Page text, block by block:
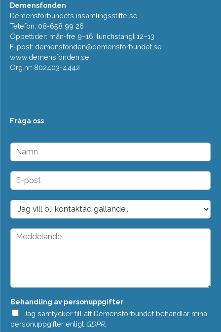
Demensfonden
Demensförbundets insamlingsstiftelse
Telefon: 08-658 99 26
Öppettider: mån-fre 9–16, lunchstängt 12–13
E-post: demensfonden@demensforbundet.se
www.demensfonden.se
Org.nr: 802403-4442
Fråga oss
N
m
n
E
p
o
t
*
D
o
p
M
a
d
e
*
Behandling av personuppgifter *
Jag samtycker till att Demensförbundet behandlar mina
personuppgifter enligt GDPR.